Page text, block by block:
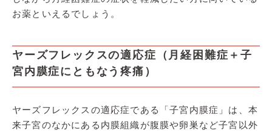
お薬といえるでしょう。
ヤーズフレックスの適応症（月経困難症＋子
宮内膜症にともなう疼痛）
ヤーズフレックスの適応症である「子宮内膜症」は、本
来子宮のなかにある内膜組織が腹膜や卵巣など子宮以外